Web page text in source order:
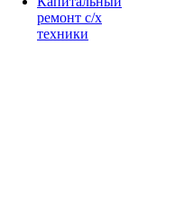
ремонт с/х
техники